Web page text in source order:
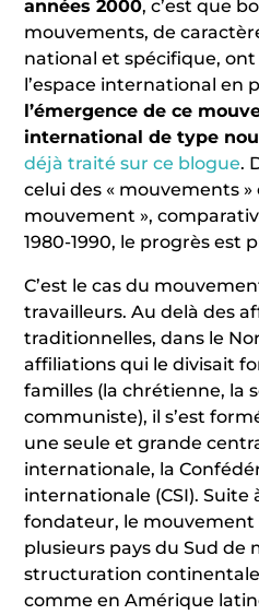
années 2000, c’est que
mouvements, de
national et spécifique,
l’espace international en
l’émergence de ce
international de type
déjà traité sur ce blogue.
celui des « mouvements »
mouvement »,
1980-1990, le progrès est
C’est le cas du
travailleurs. Au delà des
traditionnelles, dans le
affiliations qui le divisait
familles (la chrétienne, la
communiste), il s’est
une seule et grande
internationale, la
internationale (CSI). Suite
fondateur, le mouvement
plusieurs pays du Sud de
structuration
comme en Amérique